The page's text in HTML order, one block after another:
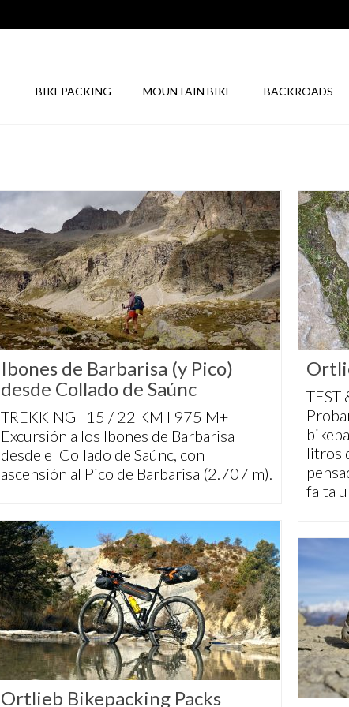
BIKEPACKING MOUNTAIN BIKE BACKROADS
Ibones de Barbarisa (y Pico)
desde Collado de Saúnc
TREKKING I 15 / 22 KM I 975 M+
Excursión a los Ibones de Barbarisa
desde el Collado de Saúnc, con
ascensión al Pico de Barbarisa (2.707 m).
TEST
litros
falta
Ortlieb Bikepacking Packs